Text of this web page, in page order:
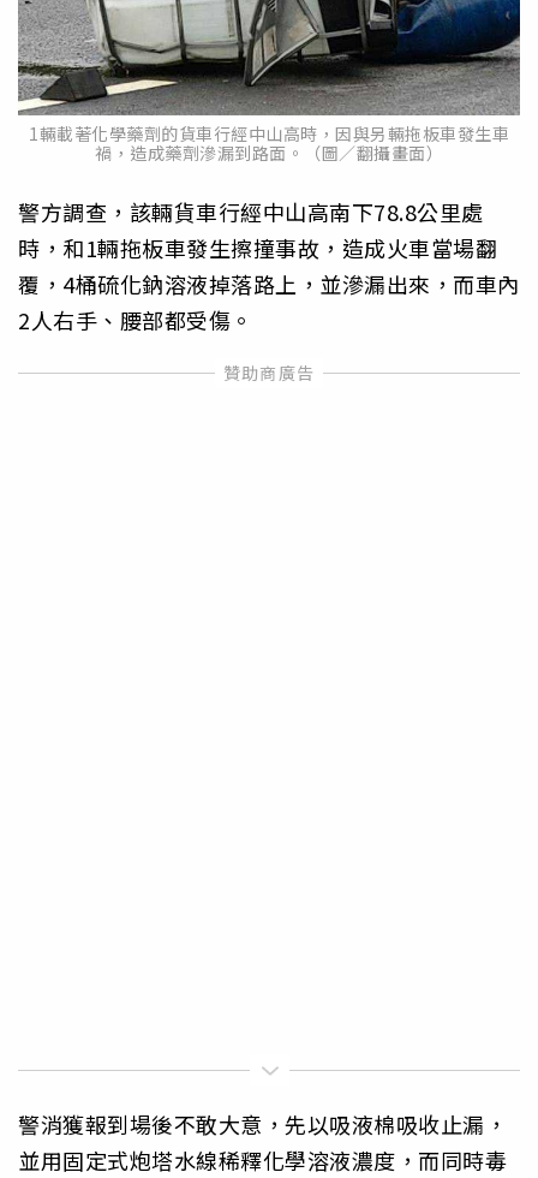
1輛載著化學藥劑的貨車行經中山高時，因與另輛拖板車發生車
禍，造成藥劑滲漏到路面。（圖／翻攝畫面）
警方調查，該輛貨車行經中山高南下78.8公里處
時，和1輛拖板車發生擦撞事故，造成火車當場翻
覆，4桶硫化鈉溶液掉落路上，並滲漏出來，而車內
2人右手、腰部都受傷。
警消獲報到場後不敢大意，先以吸液棉吸收止漏，
並用固定式炮塔水線稀釋化學溶液濃度，而同時毒